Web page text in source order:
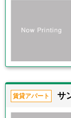
賃貸アパート サ